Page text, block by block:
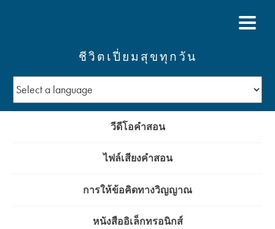
ชีวิตเปี่ยมสุขทุกวัน
วีดีโอคำสอน
ไฟล์เสียงคำสอน
การให้ข้อคิดทางวิญญาณ
หนังสืออิเล็กทรอนิกส์